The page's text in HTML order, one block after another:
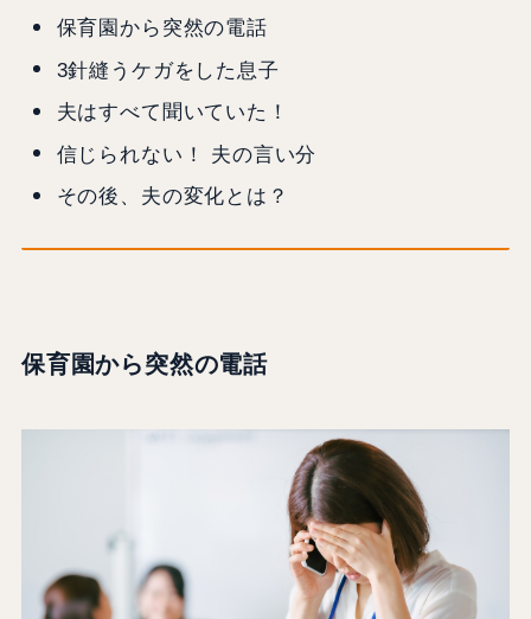
保育園から突然の電話
3針縫うケガをした息子
夫はすべて聞いていた！
信じられない！ 夫の言い分
その後、夫の変化とは？
保育園から突然の電話